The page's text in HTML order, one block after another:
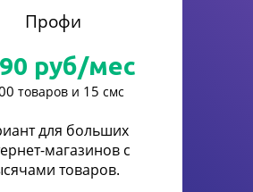
Профи
руб/мес
товаров и 15 смс
для больших
магазинов с
товаров.